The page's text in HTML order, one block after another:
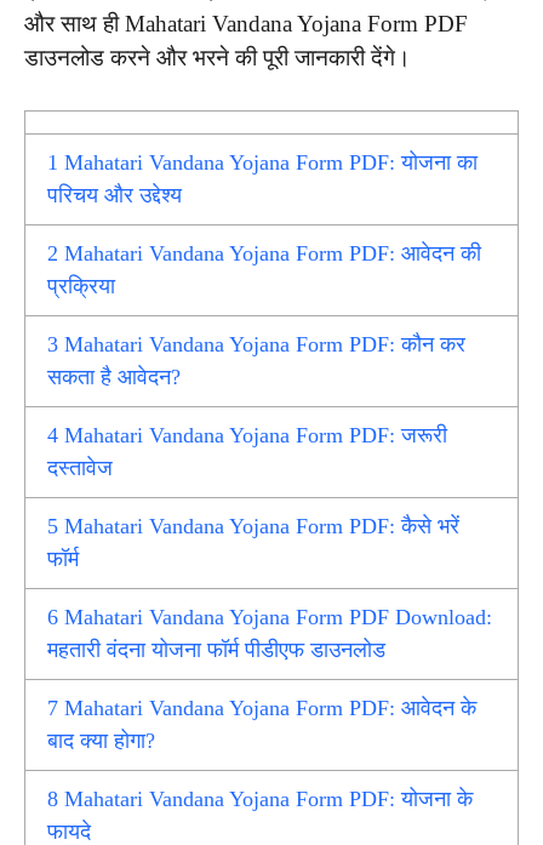
और साथ ही Mahatari Vandana Yojana Form PDF
डाउनलोड करने और भरने की पूरी जानकारी देंगे।
1 Mahatari Vandana Yojana Form PDF: योजना का
परिचय और उद्देश्य
2 Mahatari Vandana Yojana Form PDF: आवेदन की
प्रक्रिया
3 Mahatari Vandana Yojana Form PDF: कौन कर
सकता है आवेदन?
4 Mahatari Vandana Yojana Form PDF: जरूरी
दस्तावेज
5 Mahatari Vandana Yojana Form PDF: कैसे भरें
फॉर्म
6 Mahatari Vandana Yojana Form PDF Download:
महतारी वंदना योजना फॉर्म पीडीएफ डाउनलोड
7 Mahatari Vandana Yojana Form PDF: आवेदन के
बाद क्या होगा?
8 Mahatari Vandana Yojana Form PDF: योजना के
फायदे